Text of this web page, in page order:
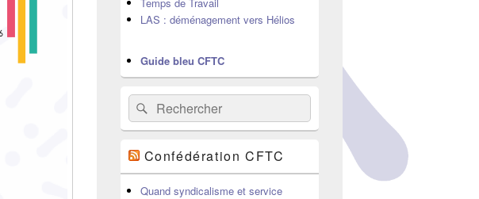
LAS : déménagement vers Hélios
Guide bleu CFTC
Recherche :
Rechercher
Confédération CFTC
Quand syndicalisme et service